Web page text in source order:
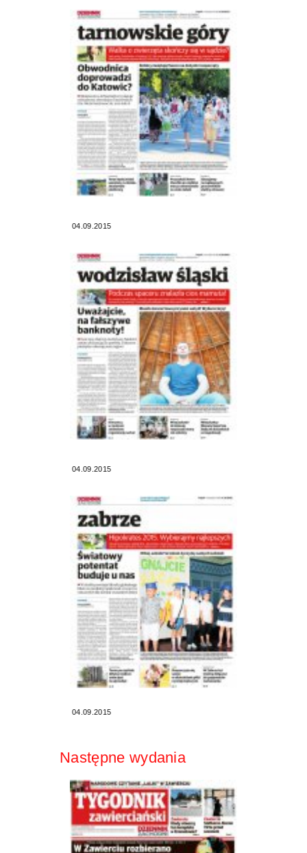
04.09.2015
04.09.2015
04.09.2015
Następne wydania